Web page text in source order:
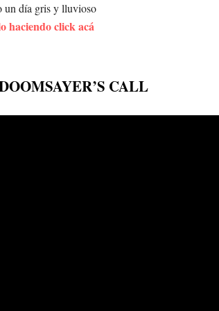
un día gris y lluvioso
haciendo click acá
CALL